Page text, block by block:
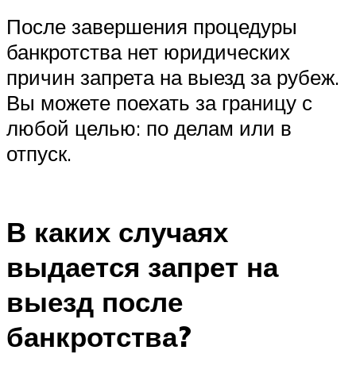
После завершения процедуры
банкротства нет юридических
причин запрета на выезд за рубеж.
Вы можете поехать за границу с
любой целью: по делам или в
отпуск.
В каких случаях
выдается запрет на
выезд после
банкротства?